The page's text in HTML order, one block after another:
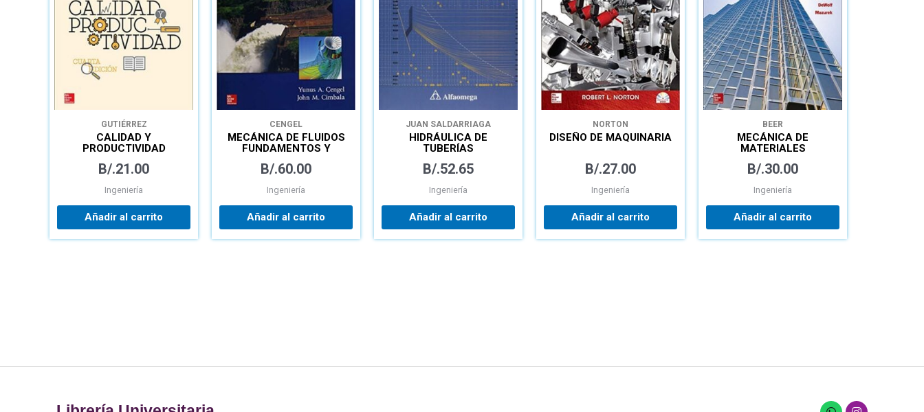
GUTIÉRREZ
CALIDAD Y
PRODUCTIVIDAD
B/.21.00
Ingeniería
Añadir al carrito
CENGEL
MECÁNICA DE FLUIDOS
FUNDAMENTOS Y
B/.60.00
Ingeniería
Añadir al carrito
JUAN SALDARRIAGA
HIDRÁULICA DE
TUBERÍAS
AGUA, REDES, RIEGOS
B/.52.65
Ingeniería
Añadir al carrito
NORTON
DISEÑO DE MAQUINARIA
B/.27.00
Ingeniería
Añadir al carrito
BEER
MECÁNICA DE
MATERIALES
B/.30.00
Ingeniería
Añadir al carrito
W
I